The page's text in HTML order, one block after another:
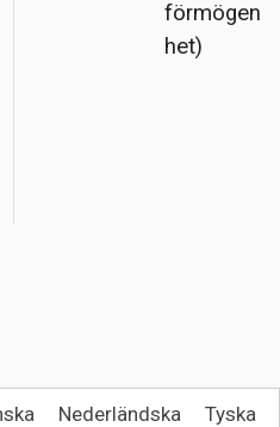
förmögen
het)
Nederländska Tyska